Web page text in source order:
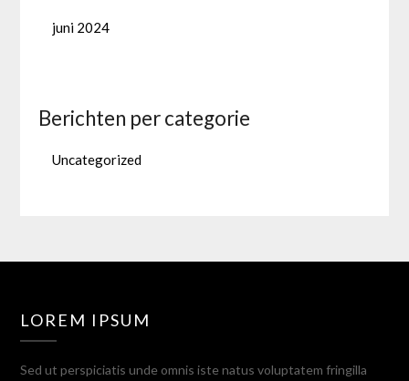
juni 2024
Berichten per categorie
Uncategorized
LOREM IPSUM
Sed ut perspiciatis unde omnis iste natus voluptatem fringilla